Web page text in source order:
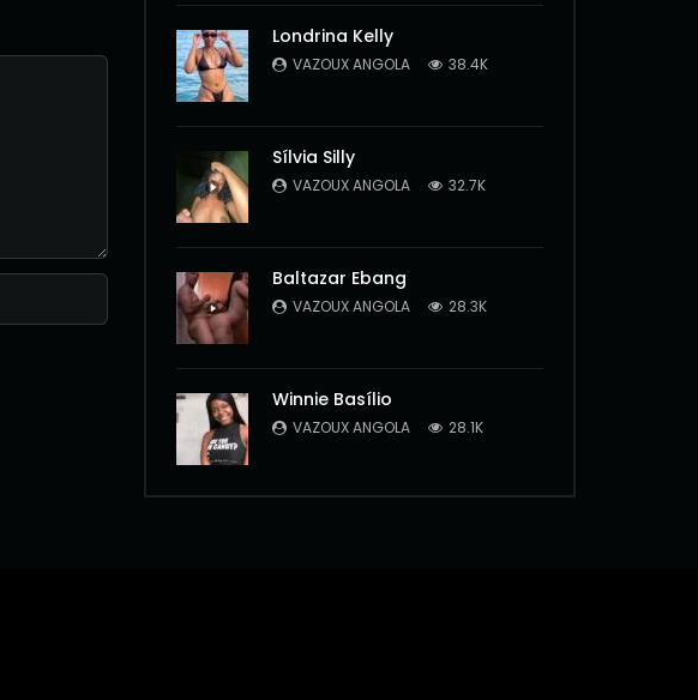
Londrina Kelly
VAZOUX ANGOLA 38.4K
Sílvia Silly
VAZOUX ANGOLA 32.7K
Baltazar Ebang
VAZOUX ANGOLA 28.3K
Winnie Basílio
VAZOUX ANGOLA 28.1K